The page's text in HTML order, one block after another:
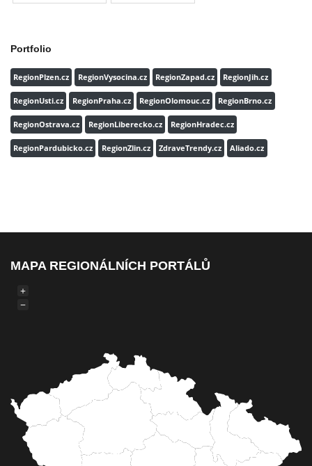
Portfolio
RegionPlzen.cz RegionVysocina.cz RegionZapad.cz RegionJih.cz
RegionUsti.cz RegionPraha.cz RegionOlomouc.cz RegionBrno.cz
RegionOstrava.cz RegionLiberecko.cz RegionHradec.cz
RegionPardubicko.cz RegionZlin.cz ZdraveTrendy.cz Aliado.cz
MAPA REGIONÁLNÍCH PORTÁLŮ
+
−